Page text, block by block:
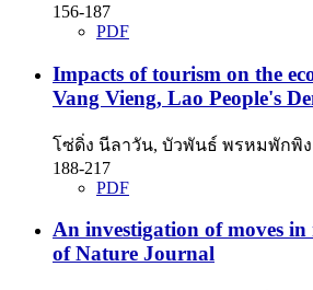
156-187
PDF
Impacts of tourism on the
Vang Vieng, Lao People's
โซ่ดิ่ง นีลาวัน, บัวพันธ์ พรหมพักพิง
188-217
PDF
An investigation of moves in
of Nature Journal